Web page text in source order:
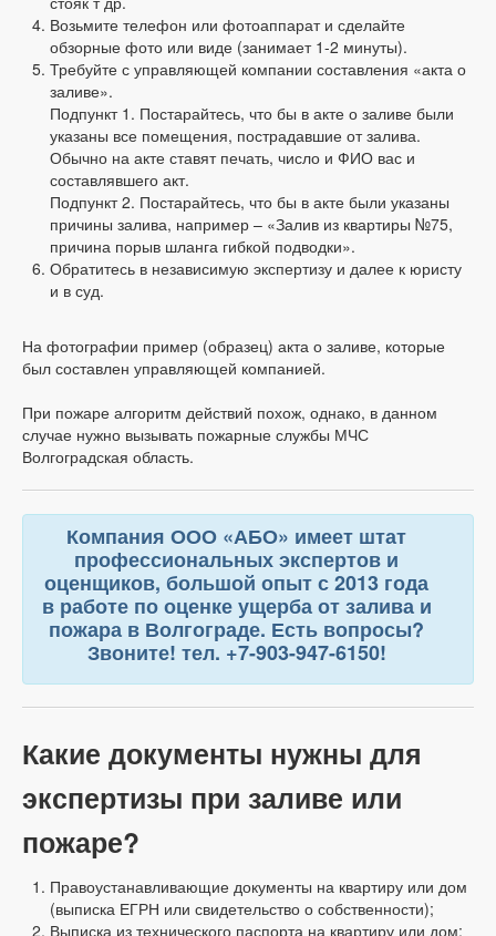
Возьмите телефон или фотоаппарат и сделайте
обзорные фото или виде (занимает 1-2 минуты).
Требуйте с управляющей компании составления «акта о
заливе».
Подпункт 1. Постарайтесь, что бы в акте о заливе были
указаны все помещения, пострадавшие от залива.
Обычно на акте ставят печать, число и ФИО вас и
составлявшего акт.
Подпункт 2. Постарайтесь, что бы в акте были указаны
причины залива, например – «Залив из квартиры №75,
причина порыв шланга гибкой подводки».
Обратитесь в независимую экспертизу и далее к юристу
и в суд.
На фотографии пример (образец) акта о заливе, которые
был составлен управляющей компанией.
При пожаре алгоритм действий похож, однако, в данном
случае нужно вызывать пожарные службы МЧС
Волгоградская область.
Компания ООО «АБО» имеет штат
профессиональных экспертов и
оценщиков, большой опыт с 2013 года
в работе по оценке ущерба от залива и
пожара в Волгограде. Есть вопросы?
Звоните! тел. +7-903-947-6150!
Какие документы нужны для
экспертизы при заливе или
пожаре?
Правоустанавливающие документы на квартиру или дом
(выписка ЕГРН или свидетельство о собственности);
Выписка из технического паспорта на квартиру или дом;